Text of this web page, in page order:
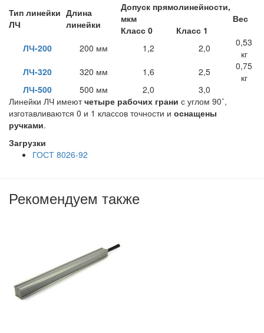
Тип линейки
ЛЧ
Длина
линейки
Допуск прямолинейности,
мкм
Вес
Класс 0
Класс 1
ЛЧ-200
200 мм 1,2 2,0
0,53
кг
ЛЧ-320
320 мм 1,6 2,5
0,75
кг
ЛЧ-500
500 мм 2,0
3,0
Линейки ЛЧ имеютчетыре рабочих грани с углом 90˚,
изготавливаются 0 и 1 классов точности и оснащены
ручками.
Загрузки
ГОСТ 8026-92
Рекомендуем также